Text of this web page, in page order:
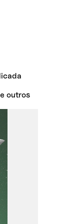
outros